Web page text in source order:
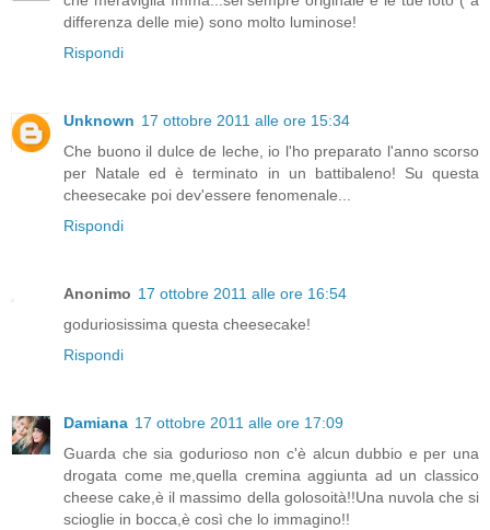
differenza delle mie) sono molto luminose!
Rispondi
Unknown 17 ottobre 2011 alle ore 15:34
Che buono il dulce de leche, io l'ho preparato l'anno scorso
per Natale ed è terminato in un battibaleno! Su questa
cheesecake poi dev'essere fenomenale...
Rispondi
Anonimo 17 ottobre 2011 alle ore 16:54
goduriosissima questa cheesecake!
Rispondi
Damiana 17 ottobre 2011 alle ore 17:09
Guarda che sia godurioso non c'è alcun dubbio e per una
drogata come me,quella cremina aggiunta ad un classico
cheese cake,è il massimo della golosoità!!Una nuvola che si
scioglie in bocca,è così che lo immagino!!